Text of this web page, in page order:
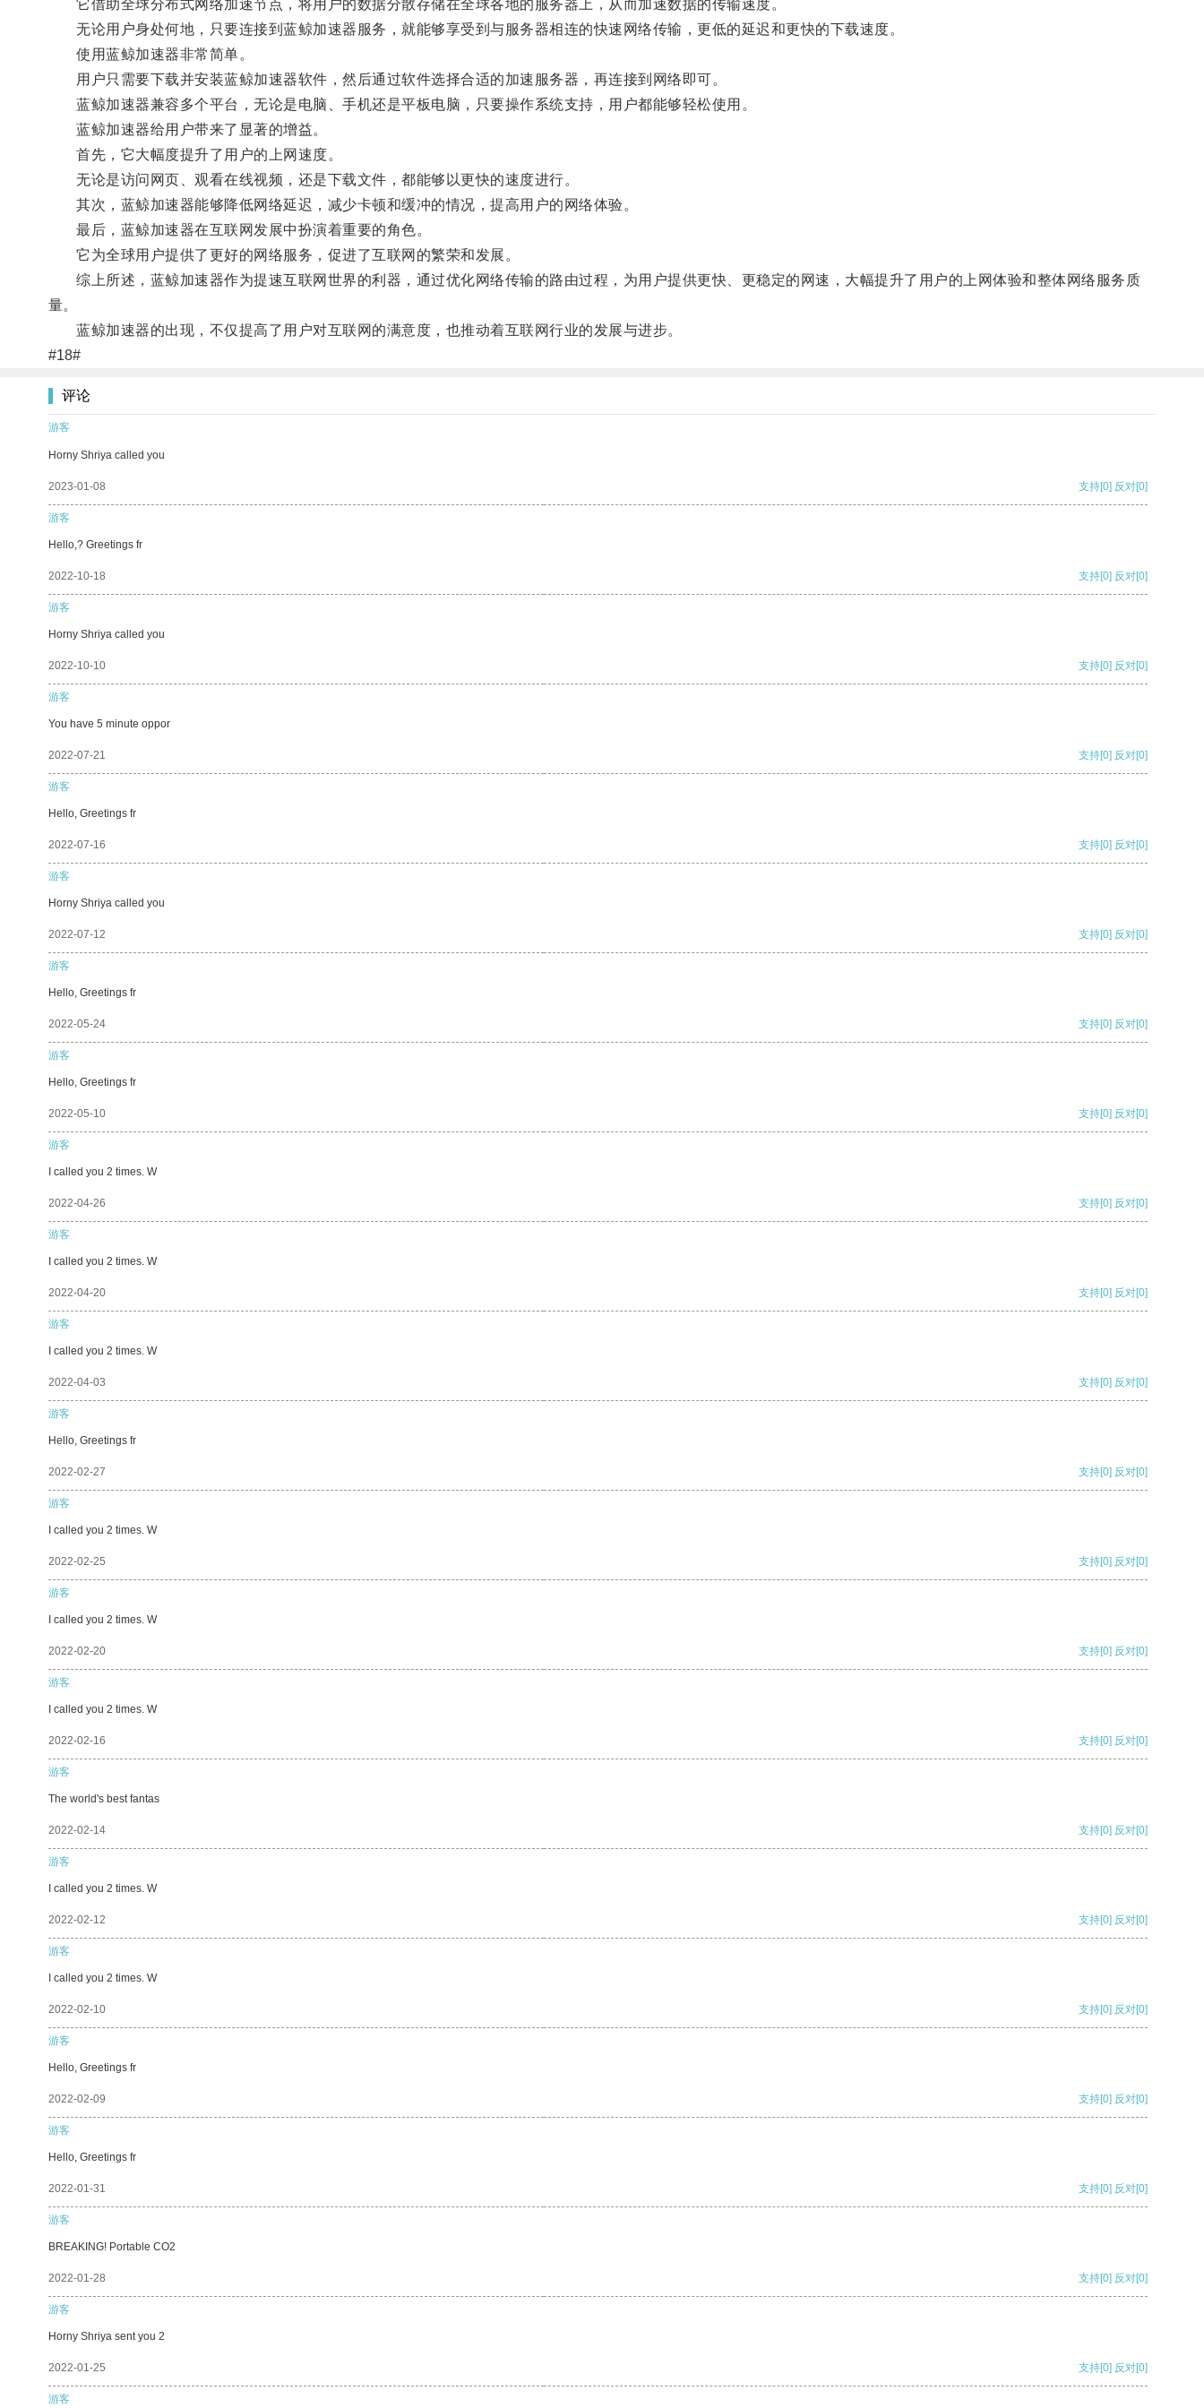
它借助全球分布式网络加速节点，将用户的数据分散存储在全球各地的服务器上，从而加速数据的传输速度。
无论用户身处何地，只要连接到蓝鲸加速器服务，就能够享受到与服务器相连的快速网络传输，更低的延迟和更快的下载速度。
使用蓝鲸加速器非常简单。
用户只需要下载并安装蓝鲸加速器软件，然后通过软件选择合适的加速服务器，再连接到网络即可。
蓝鲸加速器兼容多个平台，无论是电脑、手机还是平板电脑，只要操作系统支持，用户都能够轻松使用。
蓝鲸加速器给用户带来了显著的增益。
首先，它大幅度提升了用户的上网速度。
无论是访问网页、观看在线视频，还是下载文件，都能够以更快的速度进行。
其次，蓝鲸加速器能够降低网络延迟，减少卡顿和缓冲的情况，提高用户的网络体验。
最后，蓝鲸加速器在互联网发展中扮演着重要的角色。
它为全球用户提供了更好的网络服务，促进了互联网的繁荣和发展。
综上所述，蓝鲸加速器作为提速互联网世界的利器，通过优化网络传输的路由过程，为用户提供更快、更稳定的网速，大幅提升了用户的上网体验和整体网络服务质
量。
蓝鲸加速器的出现，不仅提高了用户对互联网的满意度，也推动着互联网行业的发展与进步。
#18#
评论
游客
Horny Shriya called you
2023-01-08 支持[0] 反对[0]
游客
Hello,? Greetings fr
2022-10-18 支持[0] 反对[0]
游客
Horny Shriya called you
2022-10-10 支持[0] 反对[0]
游客
You have 5 minute oppor
2022-07-21 支持[0] 反对[0]
游客
Hello, Greetings fr
2022-07-16 支持[0] 反对[0]
游客
Horny Shriya called you
2022-07-12 支持[0] 反对[0]
游客
Hello, Greetings fr
2022-05-24 支持[0] 反对[0]
游客
Hello, Greetings fr
2022-05-10 支持[0] 反对[0]
游客
I called you 2 times. W
2022-04-26 支持[0] 反对[0]
游客
I called you 2 times. W
2022-04-20 支持[0] 反对[0]
游客
I called you 2 times. W
2022-04-03 支持[0] 反对[0]
游客
Hello, Greetings fr
2022-02-27 支持[0] 反对[0]
游客
I called you 2 times. W
2022-02-25 支持[0] 反对[0]
游客
I called you 2 times. W
2022-02-20 支持[0] 反对[0]
游客
I called you 2 times. W
2022-02-16 支持[0] 反对[0]
游客
The world's best fantas
2022-02-14 支持[0] 反对[0]
游客
I called you 2 times. W
2022-02-12 支持[0] 反对[0]
游客
I called you 2 times. W
2022-02-10 支持[0] 反对[0]
游客
Hello, Greetings fr
2022-02-09 支持[0] 反对[0]
游客
Hello, Greetings fr
2022-01-31 支持[0] 反对[0]
游客
BREAKING! Portable CO2
2022-01-28 支持[0] 反对[0]
游客
Horny Shriya sent you 2
2022-01-25 支持[0] 反对[0]
游客